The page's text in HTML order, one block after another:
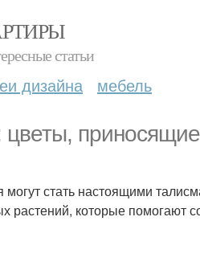
статьи
дизайна мебель
цветы,
стать настоящими
которые помогают